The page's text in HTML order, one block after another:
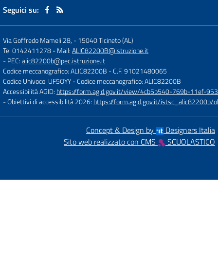
Seguici su:
Via Goffredo Mameli 28, -15040 Ticineto (AL)
Tel 0142411278- Mail:ALIC82200B@istruzione.it
- PEC:alic82200b@pec.istruzione.it
Codice meccanografico: ALIC82200B - C.F. 91021480065
Codice Univoco: UF5OYY- Codice meccanografico: ALIC82200B
Accessibilità AGID: https://form.agid.gov.it/view/4cb5b540-769b-11ef-
- Obiettivi di accessibilità 2026: https://form.agid.gov.it/
Concept & Design by
Designers Italia
Sito web realizzato con CMS
SCUOLASTICO